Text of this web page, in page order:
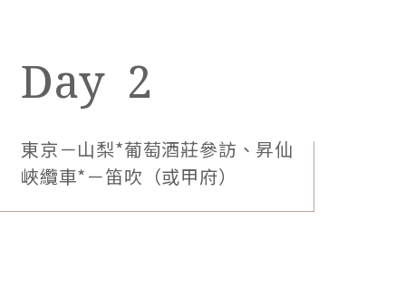
次怦然心動的邂逅。我們推出「初見日本」系列：捨
棄趕路的疲累，不追求走最多景點，以恰到好處的節
奏，換取優雅的留白。舒適好眠的飯店，體貼入微的
2
東京－山梨*葡萄酒莊參訪、昇仙
峽纜車*－笛吹（或甲府）